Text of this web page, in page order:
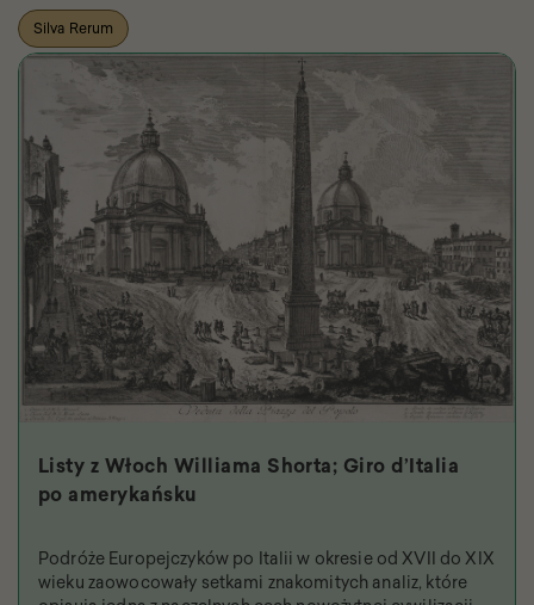
Silva Rerum
Listy z Włoch Williama Shorta; Giro d’Italia
po amerykańsku
Podróże Europejczyków po Italii w okresie od XVII do XIX
wieku zaowocowały setkami znakomitych analiz, które